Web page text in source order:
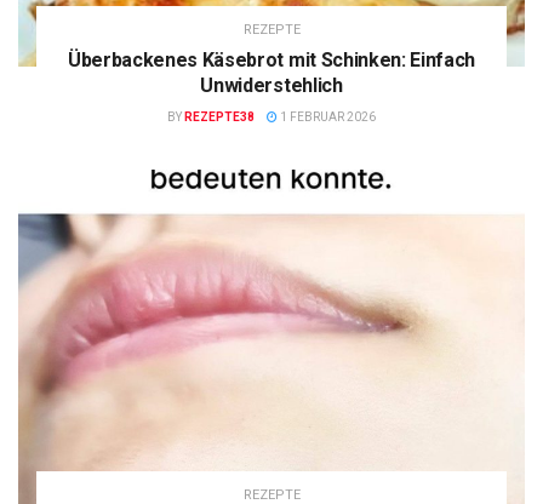
REZEPTE
Überbackenes Käsebrot mit Schinken: Einfach
Unwiderstehlich
BY REZEPTE38 1 FEBRUAR 2026
REZEPTE